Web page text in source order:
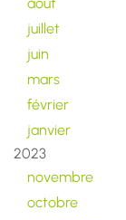
juillet
juin
mars
février
janvier
2023
novembre
octobre